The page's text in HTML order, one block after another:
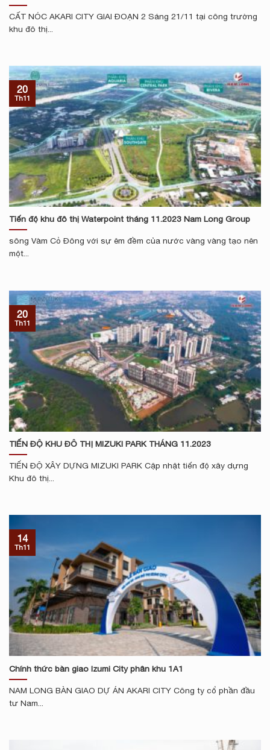
CẤT NÓC AKARI CITY GIAI ĐOẠN 2 Sáng 21/11 tại công trường
khu đô thị...
Tiến độ khu đô thị Waterpoint tháng 11.2023 Nam Long Group
sông Vàm Cỏ Đông với sự êm đềm của nước vàng vàng tạo nên
một...
20
Th11
TIẾN ĐỘ KHU ĐÔ THỊ MIZUKI PARK THÁNG 11.2023
TIẾN ĐỘ XÂY DỰNG MIZUKI PARK Cập nhật tiến độ xây dựng
Khu đô thị...
20
Th11
Chính thức bàn giao Izumi City phân khu 1A1
NAM LONG BÀN GIAO DỰ ÁN AKARI CITY Công ty cổ phần đầu
tư Nam...
14
Th11